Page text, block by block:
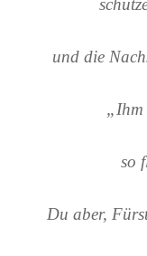
und die
„Ihm
so
Du aber,